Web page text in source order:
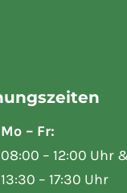
Mo – Fr:
08:00 – 12:00 Uhr
13:30 – 17:30 Uhr